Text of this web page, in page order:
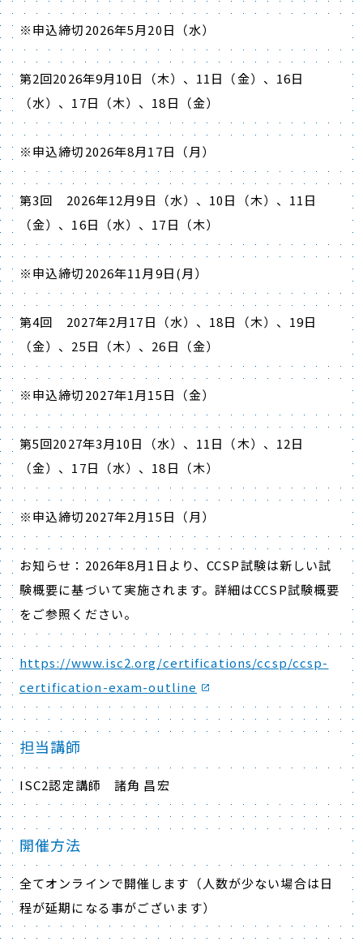
※申込締切2026年5月20日（水）
第2回2026年9月10日（木）、 11日（金）、 16日
（水）、 17日（木）、 18日（金）
※申込締切2026年8月17日（月）
第3回 2026年12月9日（水）、 10日（木）、 11日
（金）、 16日（水）、 17日（木）
※申込締切2026年11月9日(月）
第4回 2027年2月17日（水）、 18日（木）、 19日
（金）、 25日（木）、 26日（金）
※申込締切2027年1月15日（金）
第5回2027年3月10日（水）、 11日（木）、 12日
（金）、 17日（水）、 18日（木）
※申込締切2027年2月15日（月）
お知らせ： 2026年8月1 日より、CCSP試験は新しい試
験概要に基づいて実施されます。詳細はCCSP試験概要
をご参照ください。
https://www.isc2.org/certifications/ccsp/ccsp-
certification-exam-outline
担当講師
ISC2認定講師 諸角 昌宏
開催方法
全てオンラインで開催します（人数が少ない場合は日
程が延期になる事がございます）